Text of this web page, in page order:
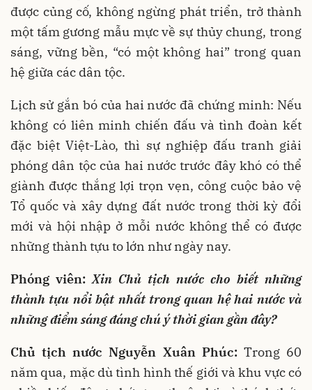
được củng cố, không ngừng phát triển, trở thành
một tấm gương mẫu mực về sự thủy chung, trong
sáng, vững bền, “có một không hai” trong quan
hệ giữa các dân tộc.
Lịch sử gắn bó của hai nước đã chứng minh: Nếu
không có liên minh chiến đấu và tình đoàn kết
đặc biệt Việt-Lào, thì sự nghiệp đấu tranh giải
phóng dân tộc của hai nước trước đây khó có thể
giành được thắng lợi trọn vẹn, công cuộc bảo vệ
Tổ quốc và xây dựng đất nước trong thời kỳ đổi
mới và hội nhập ở mỗi nước không thể có được
những thành tựu to lớn như ngày nay.
Phóng viên: Xin Chủ tịch nước cho biết những
thành tựu nổi bật nhất trong quan hệ hai nước và
những điểm sáng đáng chú ý thời gian gần đây?
Chủ tịch nước Nguyễn Xuân Phúc:Trong 60
năm qua, mặc dù tình hình thế giới và khu vực có